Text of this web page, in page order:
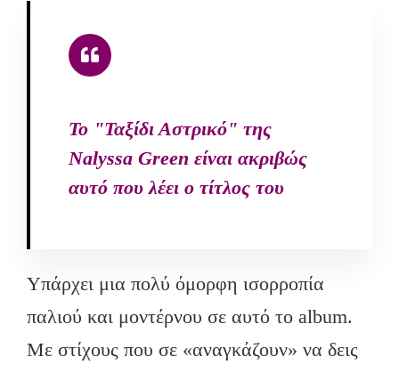
Το "Ταξίδι Αστρικό" της
Nalyssa Green είναι ακριβώς
αυτό που λέει ο τίτλος του
Υπάρχει μια πολύ όμορφη ισορροπία
παλιού και μοντέρνου σε αυτό το album.
Με στίχους που σε «αναγκάζουν» να δεις